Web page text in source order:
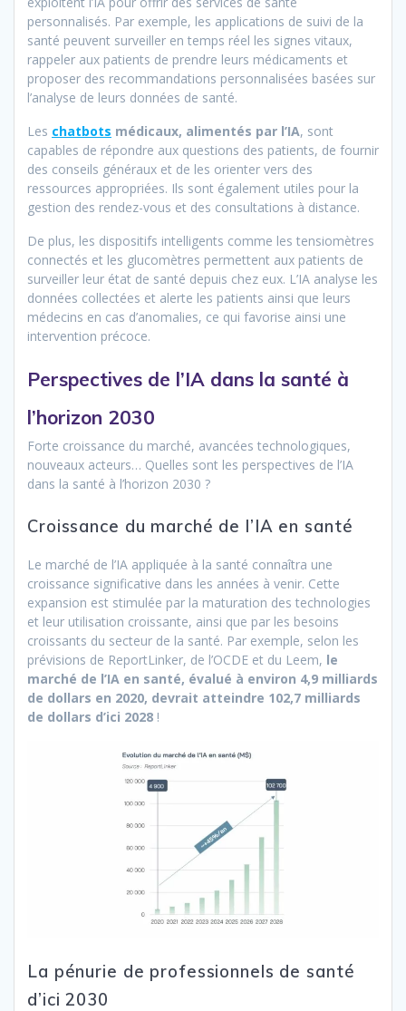
personnalisés. Par exemple, les applications de suivi de la
santé peuvent surveiller en temps réel les signes vitaux,
rappeler aux patients de prendre leurs médicaments et
proposer des recommandations personnalisées basées sur
l’analyse de leurs données de santé.
Les chatbots médicaux, alimentés par l’IA, sont
capables de répondre aux questions des patients, de fournir
des conseils généraux et de les orienter vers des
ressources appropriées. Ils sont également utiles pour la
gestion des rendez-vous et des consultations à distance.
De plus, les dispositifs intelligents comme les tensiomètres
connectés et les glucomètres permettent aux patients de
surveiller leur état de santé depuis chez eux. L’IA analyse les
données collectées et alerte les patients ainsi que leurs
médecins en cas d’anomalies, ce qui favorise ainsi une
intervention précoce.
Perspectives de l’IA dans la santé à
l’horizon 2030
Forte croissance du marché, avancées technologiques,
nouveaux acteurs… Quelles sont les perspectives de l’IA
dans la santé à l’horizon 2030 ?
Croissance du marché de l’IA en santé
Le marché de l’IA appliquée à la santé connaîtra une
croissance significative dans les années à venir. Cette
expansion est stimulée par la maturation des technologies
et leur utilisation croissante, ainsi que par les besoins
croissants du secteur de la santé. Par exemple, selon les
prévisions de ReportLinker, de l’OCDE et du Leem, le
marché de l’IA en santé, évalué à environ 4,9 milliards
de dollars en 2020, devrait atteindre 102,7 milliards
de dollars d’ici 2028 !
La pénurie de professionnels de santé
d’ici 2030